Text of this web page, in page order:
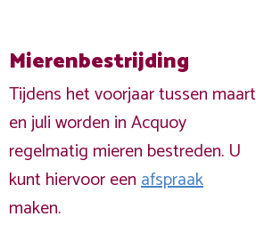
Mierenbestrijding
Tijdens het voorjaar tussen maart
en juli worden in Acquoy
regelmatig mieren bestreden. U
kunt hiervoor eenafspraak
maken.